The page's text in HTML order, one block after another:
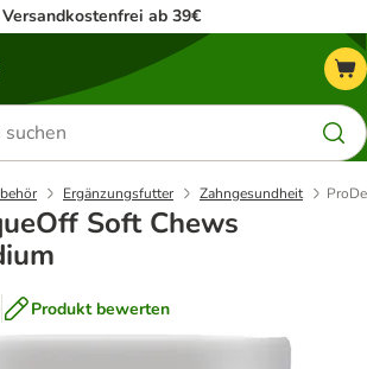
Versandkostenfrei ab 39€
Ergänzungsfutter Zahngesundheit
Soft Chews
Produkt bewerten